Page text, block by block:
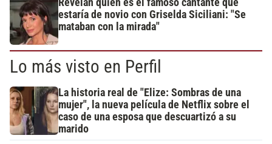
estaría de novio con Griselda Siciliani: "Se
mataban con la mirada"
Lo más visto en Perfil
La historia real de "Elize: Sombras de una
mujer", la nueva película de Netflix sobre el
caso de una esposa que descuartizó a su
marido